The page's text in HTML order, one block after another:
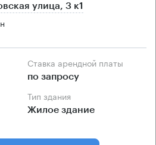
улица, 3 к1
Ставка арендной платы
по запросу
Тип здания
Жилое здание